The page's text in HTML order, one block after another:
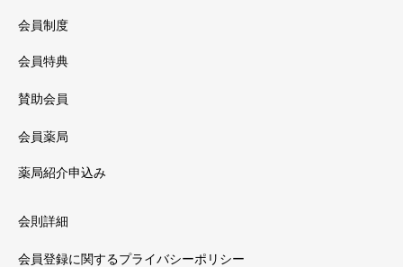
会員制度
会員特典
賛助会員
会員薬局
薬局紹介申込み
会則詳細
会員登録に関するプライバシーポリシー